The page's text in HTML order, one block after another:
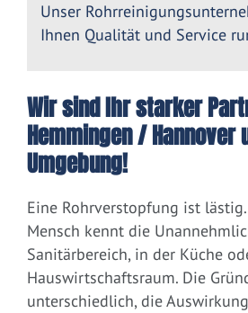
Unser
Ihnen Qualität und Service
Wir sind Ihr starker
Hemmingen / Hannover
Umgebung!
Eine Rohrverstopfung ist
Mensch kennt die
Sanitärbereich, in der Küche
Hauswirtschaftsraum. Die
unterschiedlich, die